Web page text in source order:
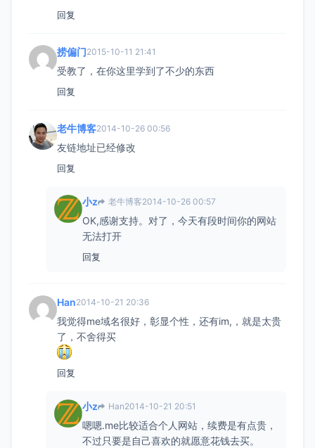
回复
捞偏门2015-10-11 21:41
受教了，在你这里学到了不少的东西
回复
老牛博客2014-10-26 00:56
友链地址已经修改
回复
小z 老牛博客2014-10-26 00:57
OK,感谢支持。对了，今天有段时间你的网站
无法打开
回复
Han2014-10-21 20:36
我觉得me域名很好，彰显个性，还有im,，就是太贵
了，不舍得买
回复
小z Han2014-10-21 20:51
嗯嗯.me比较适合个人网站，续费是有点贵，
不过只要是自己喜欢的就愿意花钱去买。